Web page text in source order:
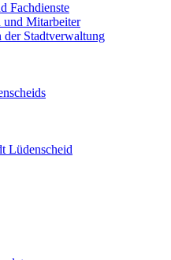
Fachdienste
und Mitarbeiter
der Stadtverwaltung
Lüdenscheid